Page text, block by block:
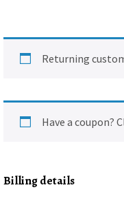
Returning
Have a coupon?
Billing details